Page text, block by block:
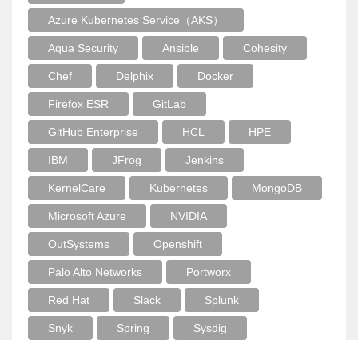
Azure Kubernetes Service（AKS）
Aqua Security Ansible Cohesity
Chef Delphix Docker
Firefox ESR GitLab
GitHub Enterprise HCL HPE
IBM JFrog Jenkins
KernelCare Kubernetes MongoDB
Microsoft Azure NVIDIA
OutSystems Openshift
Palo Alto Networks Portworx
Red Hat Slack Splunk
Snyk Spring Sysdig